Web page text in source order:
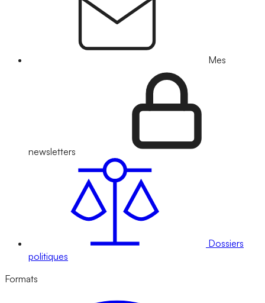
Mes
newsletters
Dossiers
politiques
Formats